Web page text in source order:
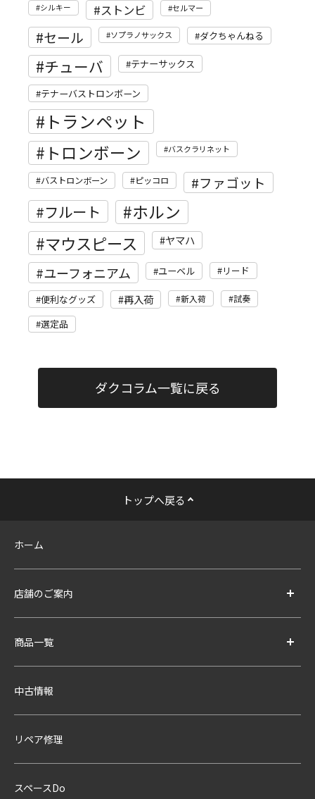
シルキー ストンビ セルマー
セール ソプラノサックス ダクちゃんねる
チューバ テナーサックス
テナーバストロンボーン
トランペット
トロンボーン バスクラリネット
バストロンボーン ピッコロ ファゴット
フルート ホルン
マウスピース ヤマハ
ユーフォニアム ユーベル リード
便利なグッズ 再入荷 新入荷 試奏
選定品
ダクコラム一覧に戻る
トップへ戻る
ホーム
店舗のご案内
商品一覧
中古情報
リペア修理
スペースDo